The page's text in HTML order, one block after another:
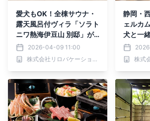
愛犬もOK！全棟サウナ・
露天風呂付ヴィラ「ソラト
ニワ熱海伊豆山 別邸」が
オープン記念プラン販売｜
2026年6月30日まで
2026-04-09 11:00
株式会社リロバケーションズ
静岡・
ェルカ
犬と一
シュタ
2日（